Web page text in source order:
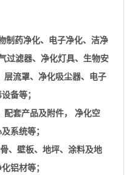
制药净化、电子净化、洁净
过滤器、净化灯具、生物安
层流罩、净化吸尘器、电子
备等；
配套产品及附件， 净化空
系统等；
、壁板、地坪、涂料及地
铝材等；